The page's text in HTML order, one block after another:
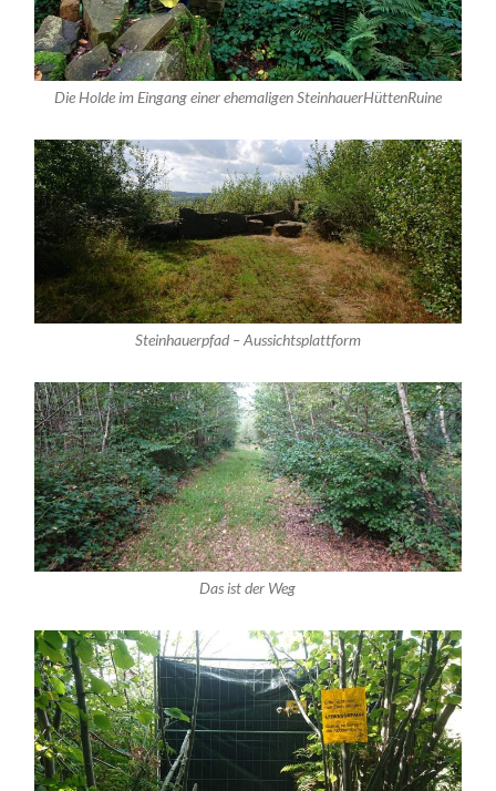
Die Holde im Eingang einer ehemaligen SteinhauerHüttenRuine
Steinhauerpfad – Aussichtsplattform
Das ist der Weg